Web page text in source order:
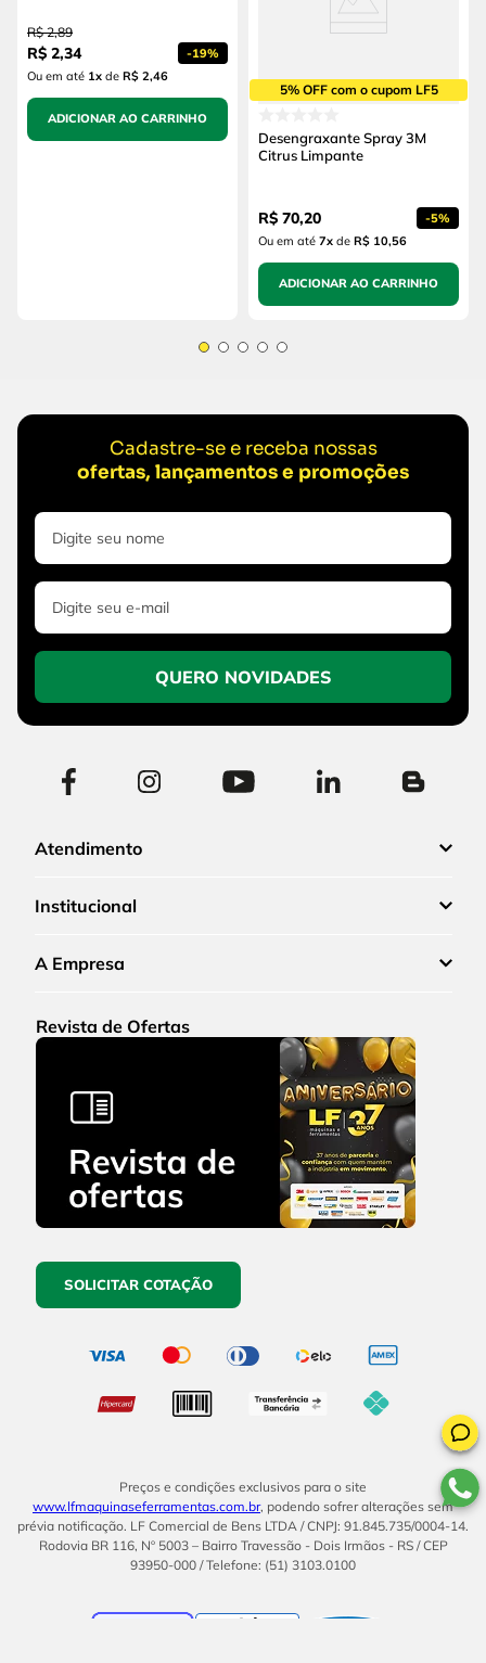
R$ 2,89
R$ 2,34 -19%
Ou em até 1x de R$ 2,46
ADICIONAR AO CARRINHO
5% OFF com o cupom LF5
Desengraxante Spray 3M
Citrus Limpante
R$ 70,20 -5%
Ou em até 7x de R$ 10,56
ADICIONAR AO CARRINHO
Cadastre-se e receba nossas
ofertas, lançamentos e promoções
QUERO NOVIDADES
Atendimento
Institucional
A Empresa
Revista de Ofertas
SOLICITAR COTAÇÃO
Preços e condições exclusivos para o site
www.lfmaquinaseferramentas.com.br, podendo sofrer alterações sem
prévia notificação. LF Comercial de Bens LTDA / CNPJ: 91.845.735/0004-14.
Rodovia BR 116, Nº 5003 – Bairro Travessão - Dois Irmãos - RS / CEP
93950-000 / Telefone: (51) 3103.0100